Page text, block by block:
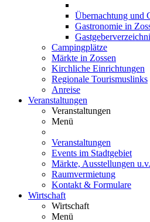
Übernachtung und
Gastronomie in
Campingplätze
Märkte in Zossen
Kirchliche Einrichtungen
Regionale Tourismuslinks
Anreise
Veranstaltungen
Veranstaltungen
Menü
Veranstaltungen
Events im Stadtgebiet
Märkte, Ausstellungen
Raumvermietung
Kontakt & Formulare
Wirtschaft
Wirtschaft
Menü